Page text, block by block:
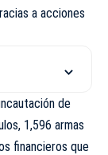
a acciones
de
1,596 armas
financieros que